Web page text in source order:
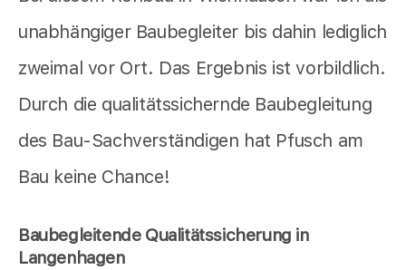
unabhängiger Baubegleiter bis dahin lediglich
zweimal vor Ort. Das Ergebnis ist vorbildlich.
Durch die qualitätssichernde Baubegleitung
des Bau-Sachverständigen hat Pfusch am
Bau keine Chance!
Baubegleitende Qualitätssicherung in
Langenhagen